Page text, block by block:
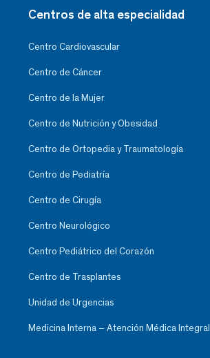
Centros de alta especialidad
Centro Cardiovascular
Centro de Cáncer
Centro de la Mujer
Centro de Nutrición y Obesidad
Centro de Ortopedia y Traumatología
Centro de Pediatría
Centro de Cirugía
Centro Neurológico
Centro Pediátrico del Corazón
Centro de Trasplantes
Unidad de Urgencias
Medicina Interna – Atención Médica Integral